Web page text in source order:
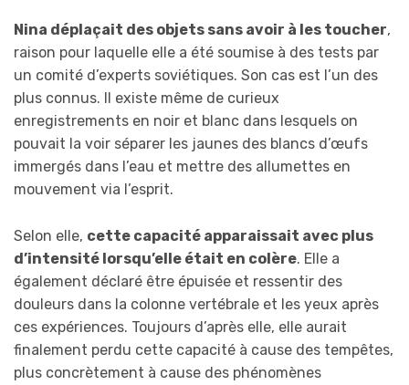
Nina déplaçait des objets sans avoir à les toucher,
raison pour laquelle elle a été soumise à des tests par
un comité d’experts soviétiques. Son cas est l’un des
plus connus. Il existe même de curieux
enregistrements en noir et blanc dans lesquels on
pouvait la voir séparer les jaunes des blancs d’œufs
immergés dans l’eau et mettre des allumettes en
mouvement via l’esprit.
Selon elle, cette capacité apparaissait avec plus
d’intensité lorsqu’elle était en colère. Elle a
également déclaré être épuisée et ressentir des
douleurs dans la colonne vertébrale et les yeux après
ces expériences. Toujours d’après elle, elle aurait
finalement perdu cette capacité à cause des tempêtes,
plus concrètement à cause des phénomènes